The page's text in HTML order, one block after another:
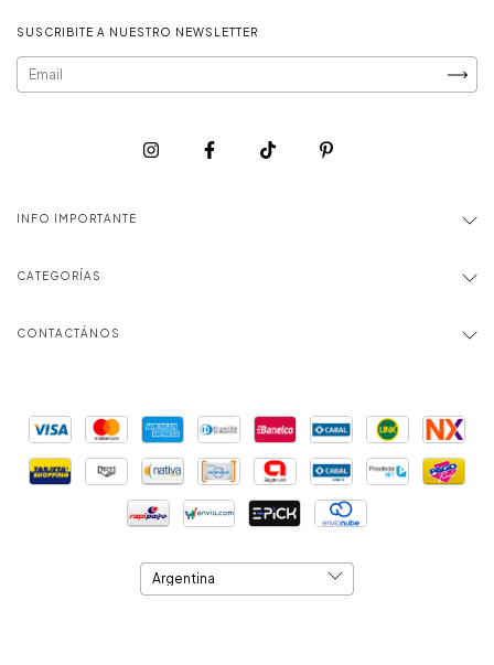
SUSCRIBITE A NUESTRO NEWSLETTER
INFO IMPORTANTE
CATEGORÍAS
CONTACTÁNOS